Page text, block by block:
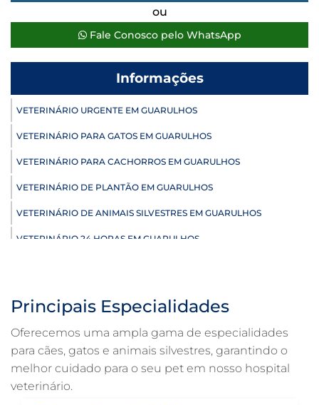
ou
Fale Conosco pelo WhatsApp
Informações
VETERINÁRIO URGENTE EM GUARULHOS
VETERINÁRIO PARA GATOS EM GUARULHOS
VETERINÁRIO PARA CACHORROS EM GUARULHOS
VETERINÁRIO DE PLANTÃO EM GUARULHOS
VETERINÁRIO DE ANIMAIS SILVESTRES EM GUARULHOS
VETERINÁRIO 24 HORAS EM GUARULHOS
ULTRASSONOGRAFIA PARA CACHORRO EM GUARULHOS
ULTRASSOM VETERINÁRIO EM GUARULHOS
TRATAMENTO DE ANIMAIS EM GUARULHOS
RAIO X VETERINÁRIO EM GUARULHOS
Principais Especialidades
Oferecemos uma ampla gama de especialidades
para cães, gatos e animais silvestres, garantindo o
melhor cuidado para o seu pet em nosso hospital
veterinário.